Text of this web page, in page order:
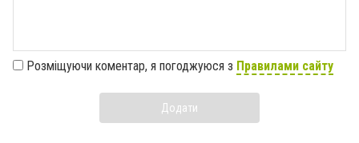
Розміщуючи коментар, я погоджуюся з Правилами сайту
Додати